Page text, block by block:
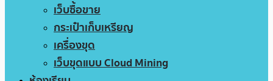
เว็บซื้อขาย
กระเป๋าเก็บเหรียญ
เครื่องขุด
เว็บขุดแบบ Cloud Mining